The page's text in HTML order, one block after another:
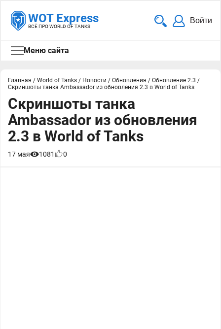
WOT Express
ВСЁ ПРО WORLD OF TANKS
Войти
Меню сайта
Главная / World of Tanks / Новости / Обновления / Обновление 2.3 /
Скриншоты танка Ambassador из обновления 2.3 в World of Tanks
Скриншоты танка
Ambassador из обновления
2.3 в World of Tanks
17 мая 1081 0